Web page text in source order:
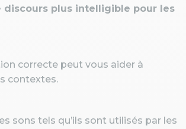
discours plus intelligible pour les
correcte peut vous aider à
contextes.
sons tels qu’ils sont utilisés par les